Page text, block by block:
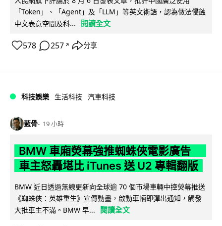
「Token」、「Agent」及「LLM」等英文術語，認為做法侵蝕
中文表意空間及科...
閱讀全文
578 257 ↗ 分享
科技娛樂 生活科技 汽車科技
藍骨 19 小時
BMW 車廂熒幕強推蜘蛛俠電影廣告
車主怒轟堪比 iTunes 送 U2 專輯翻版
BMW 近日透過無線更新向全球逾 70 個市場車輛中控熒幕推送
《蜘蛛俠：英雄重生》宣傳動畫，啟動車輛即彈出通知，觸發
大批車主不滿。BMW 早...
閱讀全文